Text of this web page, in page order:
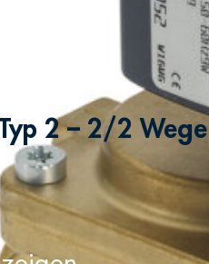
Typ 2 – 2/2